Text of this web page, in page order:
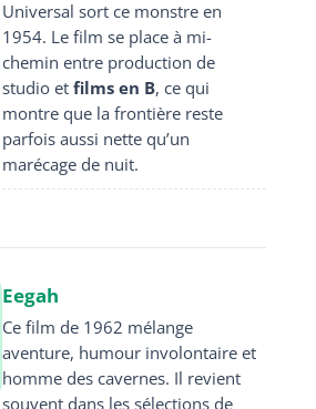
Universal sort ce monstre en
1954. Le film se place à mi-
chemin entre production de
studio et films en B, ce qui
montre que la frontière reste
parfois aussi nette qu’un
marécage de nuit.
Eegah
Ce film de 1962 mélange
aventure, humour involontaire et
homme des cavernes. Il revient
souvent dans les sélections de